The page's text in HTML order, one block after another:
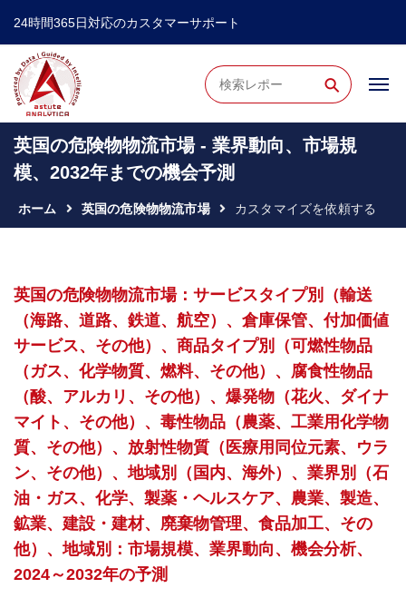
24時間365日対応のカスタマーサポート
⚲
英国の危険物物流市場 - 業界動向、市場規
模、2032年までの機会予測
ホーム 英国の危険物物流市場 カスタマイズを依頼する
英国の危険物物流市場：サービスタイプ別（輸送
（海路、道路、鉄道、航空）、倉庫保管、付加価値
サービス、その他）、商品タイプ別（可燃性物品
（ガス、化学物質、燃料、その他）、腐食性物品
（酸、アルカリ、その他）、爆発物（花火、ダイナ
マイト、その他）、毒性物品（農薬、工業用化学物
質、その他）、放射性物質（医療用同位元素、ウラ
ン、その他）、地域別（国内、海外）、業界別（石
油・ガス、化学、製薬・ヘルスケア、農業、製造、
鉱業、建設・建材、廃棄物管理、食品加工、その
他）、地域別：市場規模、業界動向、機会分析、
2024～2032年の予測